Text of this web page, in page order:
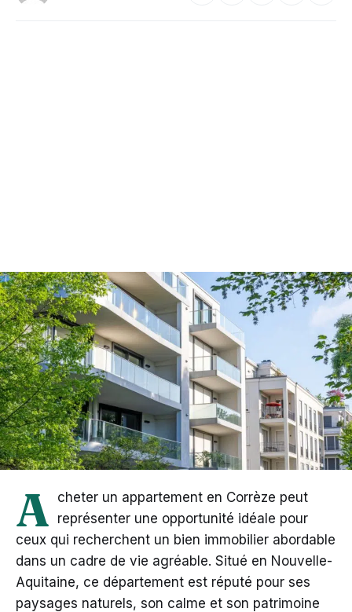
A cheter un appartement en Corrèze peut
représenter une opportunité idéale pour
ceux qui recherchent un bien immobilier abordable
dans un cadre de vie agréable. Situé en Nouvelle-
Aquitaine, ce département est réputé pour ses
paysages naturels, son calme et son patrimoine